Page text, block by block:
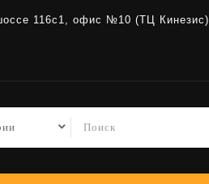
116с1, офис №10 (ТЦ Кинезис)